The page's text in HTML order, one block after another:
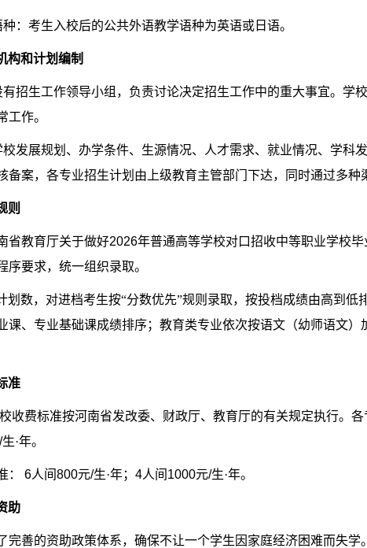
种：考生入校后的公共外语教学语种为英语或日语。
构和计划编制
有招生工作领导小组，负责讨论决定招生工作中的重大事宜。学
工作。
校发展规划、办学条件、生源情况、人才需求、就业情况、学科
备案，各专业招生计划由上级教育主管部门下达，同时通过多种
则
省教育厅关于做好2026年普通高等学校对口招收中等职业学校
序要求，统一组织录取。
划数，对进档考生按“分数优先”规则录取，按投档成绩由高到
课、专业基础课成绩排序；教育类专业依次按语文（幼师语文
准
收费标准按河南省发改委、财政厅、教育厅的有关规定执行。
/生·年。
： 6人间800元/生·年； 4人间 1000元/生·年。
助
完善的资助政策体系，确保不让一个学生因家庭经济困难而失学。